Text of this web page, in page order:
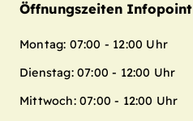
Öffnungszeiten Infopoint
Montag: 07:00 - 12:00 Uhr
Dienstag: 07:00 - 12:00 Uhr
Mittwoch: 07:00 - 12:00 Uhr